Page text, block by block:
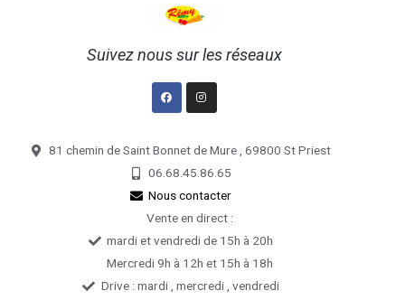
Suivez nous sur les réseaux
FacebookInstagram
81 chemin de Saint Bonnet de Mure , 69800 St Priest
06.68.45.86.65
Nous contacter
Vente en direct :
mardi et vendredi de 15h à 20h
Mercredi 9h à 12h et 15h à 18h
Drive : mardi , mercredi , vendredi